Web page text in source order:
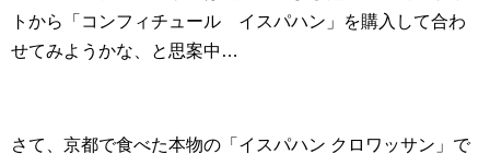
トから「コンフィチュール イスパハン」を購入して合わ
せてみようかな、と思案中…
さて、京都で食べた本物の「イスパハン クロワッサン」で